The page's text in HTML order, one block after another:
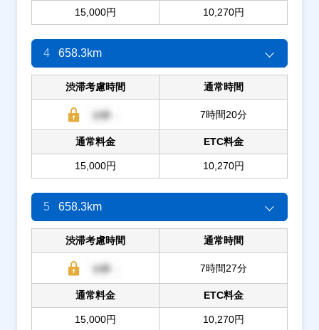
15,000円 10,270円
4 658.3km
渋滞考慮時間 通常時間
7時間20分
通常料金
15,000円
ETC料金
10,270円
5 658.3km
渋滞考慮時間 通常時間
7時間27分
通常料金
15,000円
ETC料金
10,270円